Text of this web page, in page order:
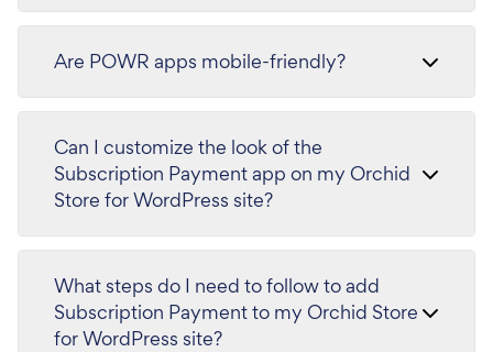
Are POWR apps mobile-friendly?
Can I customize the look of the
Subscription Payment app on my Orchid
Store for WordPress site?
What steps do I need to follow to add
Subscription Payment to my Orchid Store
for WordPress site?